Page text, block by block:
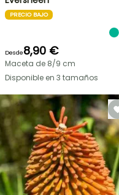
PRECIO BAJO
Desde8,90 €
Maceta de 8/9 cm
Disponible en 3 tamaños